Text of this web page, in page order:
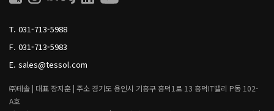
T. 031-713-5988
F. 031-713-5983
E. sales@tessol.com
㈜테솔 | 대표 장지훈 | 주소 경기도 용인시 기흥구 흥덕1로 13 흥덕IT밸리 P동 102-
A호